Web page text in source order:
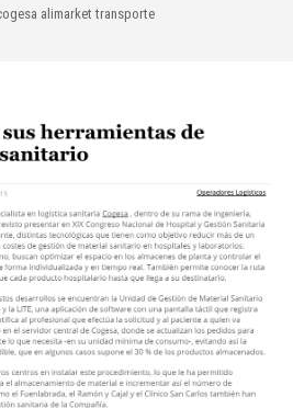
alimarket transporte